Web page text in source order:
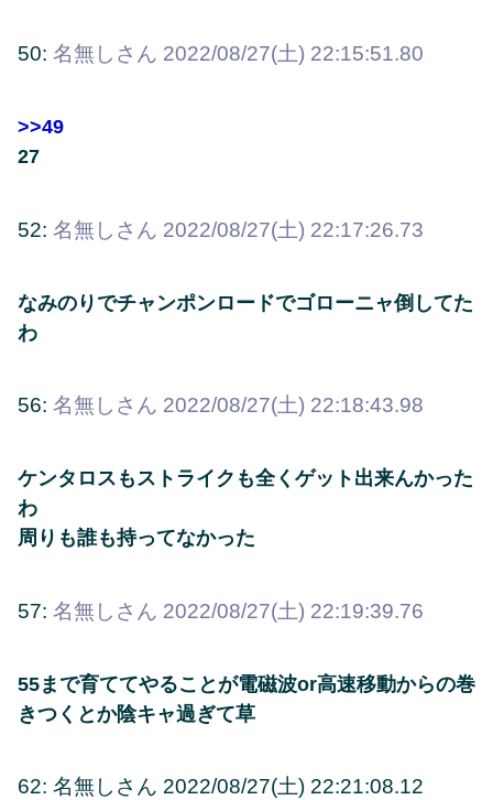
50: 名無しさん 2022/08/27(土) 22:15:51.80
>>49
27
52: 名無しさん 2022/08/27(土) 22:17:26.73
なみのりでチャンポンロードでゴローニャ倒してた
わ
56: 名無しさん 2022/08/27(土) 22:18:43.98
ケンタロスもストライクも全くゲット出来んかった
わ
周りも誰も持ってなかった
57: 名無しさん 2022/08/27(土) 22:19:39.76
55まで育ててやることが電磁波or高速移動からの巻
きつくとか陰キャ過ぎて草
62: 名無しさん 2022/08/27(土) 22:21:08.12